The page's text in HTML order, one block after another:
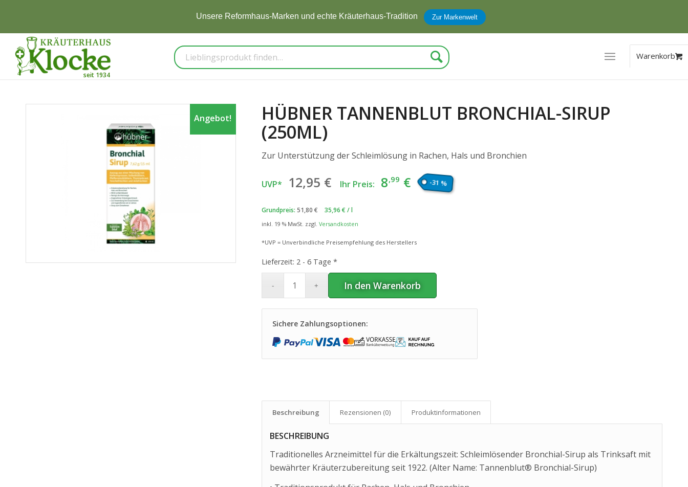
Jetzt zum Newsletter anmelden und5 € Rabatterhalten Zur Anmeldung
Suche
Angebot!
HÜBNER TANNENBLUT BRONCHIAL-SIRUP
(250ML)
Zur Unterstützung der Schleimlösung in Rachen, Hals und Bronchien
UVP* 12,95 € Ursprünglicher
Preis
war:
12
Ihr Preis: 8,99 € Aktueller
Preis
-31 %
Grundpreis: 51,80 € 35,96 € /l
inkl. 19 % MwSt. zzgl. Versandkosten
*UVP = Unverbindliche Preisempfehlung des Herstellers
Lieferzeit: 2 - 6 Tage *
In den Warenkorb
Sichere Zahlungsoptionen:
Beschreibung Rezensionen (0) Produkt­informationen
BESCHREIBUNG
Traditionelles Arzneimittel für die Erkältungszeit: Schleimlösender Bronchial-Sirup als Trinksaft mit
bewährter Kräuterzubereitung seit 1922. (Alter Name: Tannenblut® Bronchial-Sirup)